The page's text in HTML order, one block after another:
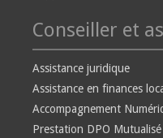
Conseiller et
Assistance juridique
Assistance en finances
Accompagnement
Prestation DPO Mutualisé